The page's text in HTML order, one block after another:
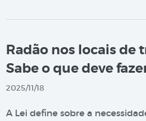
Radão nos locais de
Sabe o que deve
2025/11/18
A Lei define sobre a